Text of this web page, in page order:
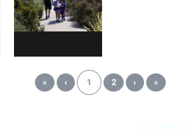
« ‹ 1 2 › »